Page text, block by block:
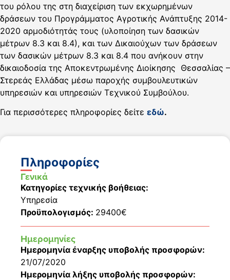
του ρόλου της στη διαχείριση των εκχωρημένων
δράσεων του Προγράμματος Αγροτικής Ανάπτυξης 2014-
2020 αρμοδιότητάς τους (υλοποίηση των δασικών
μέτρων 8.3 και 8.4), και των Δικαιούχων των δράσεων
των δασικών μέτρων 8.3 και 8.4 που ανήκουν στην
δικαιοδοσία της Αποκεντρωμένης Διοίκησης Θεσσαλίας –
Στερεάς Ελλάδας μέσω παροχής συμβουλευτικών
υπηρεσιών και υπηρεσιών Τεχνικού Συμβούλου.
Για περισσότερες πληροφορίες δείτε εδώ.
Πληροφορίες
Γενικά
Κατηγορίες τεχνικής βοήθειας:
Υπηρεσία
Προϋπολογισμός: 29400€
Ημερομηνίες
Ημερομηνία έναρξης υποβολής προσφορών:
21/07/2020
Ημερομηνία λήξης υποβολής προσφορών: